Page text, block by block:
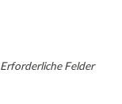
Erforderliche Felder